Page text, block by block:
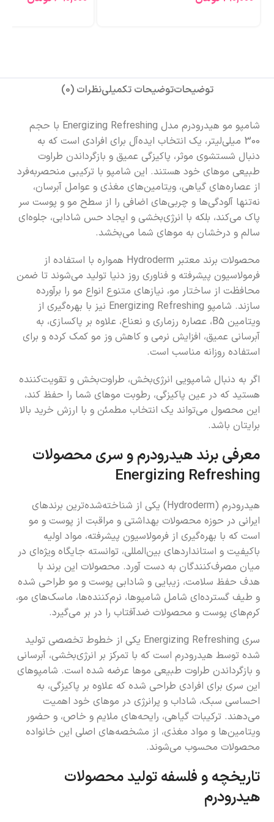
توضیحاتتوضیحات تکمیلینظرات (0)
شامپو مو هیدرودرم مدل Energizing Refreshing با حجم
300 میلی‌لیتر، یک انتخاب ایده‌آل برای افرادی است که به
دنبال شستشوی موثر، پاکیزگی عمیق و بازگرداندن طراوت
طبیعی موهای خود هستند. این شامپو با ترکیبی منحصر‌به‌فرد
از عصاره‌های گیاهی، ویتامین‌های مغذی و عوامل آبرسان،
نه‌تنها آلودگی‌ها و چربی‌های اضافی را از سطح مو و پوست سر
پاک می‌کند، بلکه با انرژی‌بخشی و ایجاد حس شادابی، جلوه‌ای
سالم و درخشان به موهای شما می‌بخشد.
محصولات برند معتبر Hydroderm همواره با استفاده از
فرمولاسیون پیشرفته و فناوری روز دنیا تولید می‌شوند تا ضمن
محافظت از ساختار مو، نیازهای متنوع انواع مو را برآورده
سازند. شامپو Energizing Refreshing نیز با بهره‌گیری از
ویتامین B5، عصاره رزماری و نعناع، علاوه بر پاکسازی، به
آبرسانی عمیق، افزایش نرمی و کاهش وز مو کمک کرده و برای
استفاده روزانه مناسب است.
اگر به دنبال شامپویی انرژی‌بخش، طراوت‌بخش و تقویت‌کننده
هستید که در عین پاکیزگی، رطوبت موهای شما را حفظ کند،
این محصول می‌تواند یک انتخاب مطمئن و با ارزش خرید بالا
برایتان باشد.
معرفی برند هیدرودرم و سری محصولات
Energizing Refreshing
هیدرودرم (Hydroderm) یکی از شناخته‌شده‌ترین برندهای
ایرانی در حوزه محصولات بهداشتی و مراقبت از پوست و مو
است که با بهره‌گیری از فرمولاسیون پیشرفته، مواد اولیه
باکیفیت و استانداردهای بین‌المللی، توانسته جایگاه ویژه‌ای در
میان مصرف‌کنندگان به دست آورد. محصولات این برند با
هدف حفظ سلامت، زیبایی و شادابی پوست و مو طراحی شده
و طیف گسترده‌ای شامل شامپوها، نرم‌کننده‌ها، ماسک‌های مو،
کرم‌های پوست و محصولات ضدآفتاب را در بر می‌گیرد.
سری Energizing Refreshing یکی از خطوط تخصصی تولید
شده توسط هیدرودرم است که با تمرکز بر انرژی‌بخشی، آبرسانی
و بازگرداندن طراوت طبیعی موها عرضه شده است. شامپوهای
این سری برای افرادی طراحی شده که علاوه بر پاکیزگی، به
احساسی سبک، شاداب و پرانرژی در موهای خود اهمیت
می‌دهند. ترکیبات گیاهی، رایحه‌های ملایم و خاص، و حضور
ویتامین‌ها و مواد مغذی، از مشخصه‌های اصلی این خانواده
محصولات محسوب می‌شوند.
تاریخچه و فلسفه تولید محصولات
هیدرودرم